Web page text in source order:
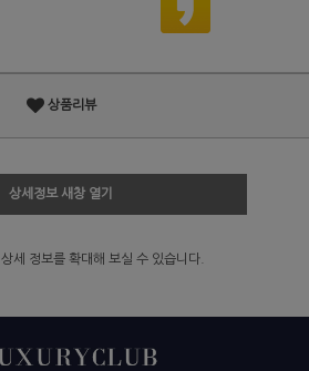
상품리뷰
상세정보 새창 열기
상세 정보를 확대해 보실 수 있습니다.